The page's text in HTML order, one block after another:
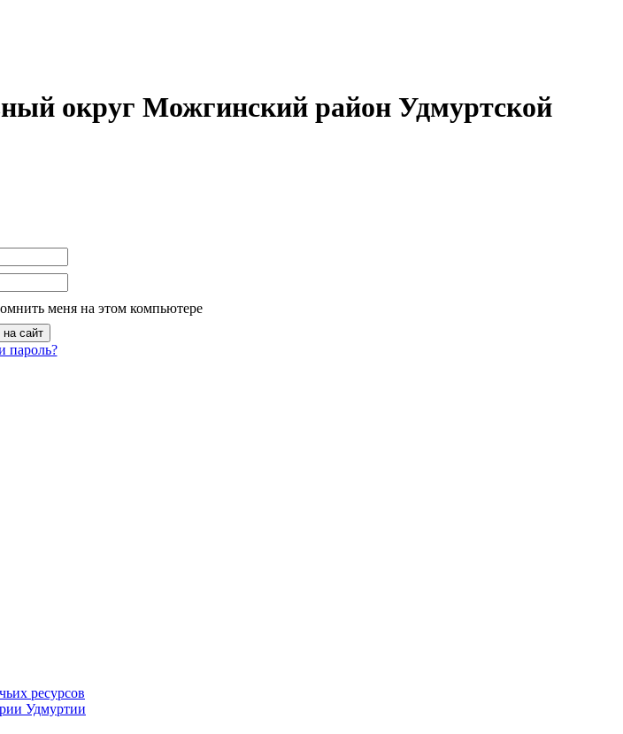
округ Можгинский район Удмуртской
меня на этом компьютере
пароль?
ресурсов
Удмуртии